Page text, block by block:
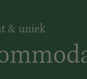
& uniek